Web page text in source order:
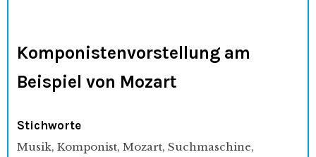
Komponistenvorstellung am
Beispiel von Mozart
Stichworte
Musik, Komponist, Mozart, Suchmaschine,